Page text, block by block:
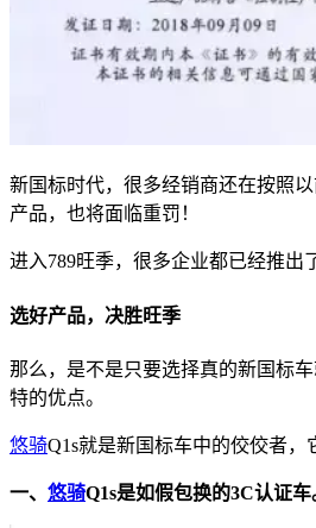
新国标时代，很多经销商还在按照
产品，也将面临重罚！
进入789旺季，很多企业都已经推
选好产品，决胜旺季
那么，是不是只要选择真的新国标
特的优点。
悠骑Q1s就是新国标车中的佼佼者
一、 悠骑Q1s是如假包换的3C认证